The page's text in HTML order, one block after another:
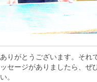
ありがとうございます。それ
ッセージがありましたら、ぜ
い。